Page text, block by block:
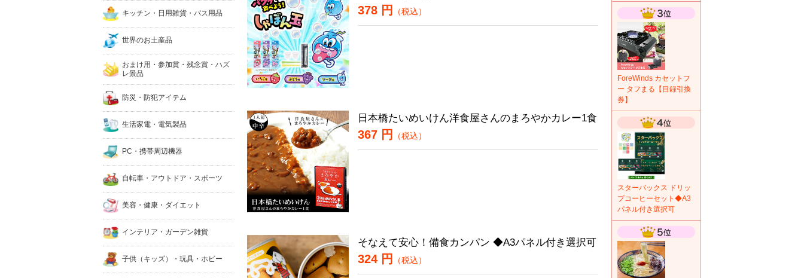
キッチン・日用雑貨・バス用品
世界のお土産品
おまけ用・参加賞・残念賞・ハズ
レ景品
防災・防犯アイテム
生活家電・電気製品
PC・携帯周辺機器
自転車・アウトドア・スポーツ
美容・健康・ダイエット
インテリア・ガーデン雑貨
子供（キッズ）・玩具・ホビー
378 円 （税込）
日本橋たいめいけん洋食屋さんのまろやかカレー1食
367 円 （税込）
そなえて安心！備食カンパン ◆A3パネル付き選択可
324 円 （税込）
ForeWinds カセットフ
ー タフまる【目録引換
券】
スターバックス ドリッ
プコーヒーセット◆A3
パネル付き選択可